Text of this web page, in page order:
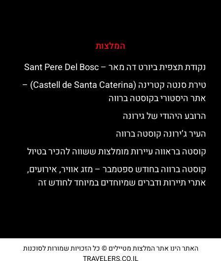
המלצות
נקודת תצפית ביורט דה מאר – Sant Pere Del Bosc
טירת סנטה קטרינה (Castell de Santa Caterina) –
אתר היסטורי בקוסטה ברווה
הרובע היהודי של גירונה
העיר ג’ירונה קוסטה ברווה
קוסטה בראווה עיירות מומלצות ששווה להכיר בטיול
קוסטה ברווה בחודש ספטמבר – מזג אוויר, אירועים,
אתרי תיירות ודברים שמיוחדים במיוחד לחודש זה
האתר הינו אתר המלצות מטיילים © כל הזכויות שמורות לסוכנות